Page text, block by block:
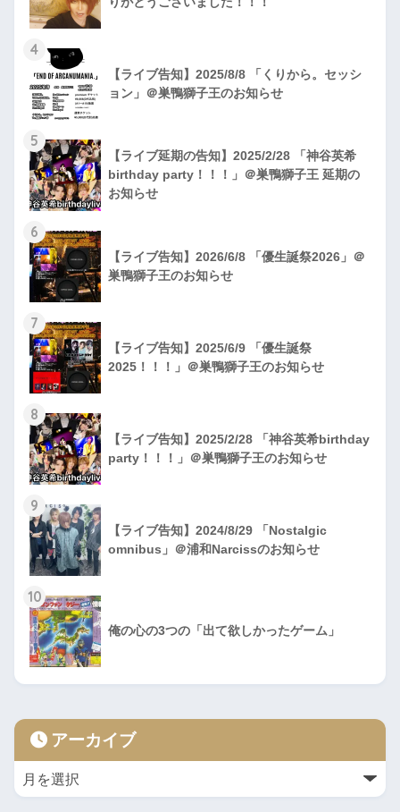
4
【ライブ告知】2025/8/8 「くりから。セッシ
ョン」＠巣鴨獅子王のお知らせ
5
【ライブ延期の告知】2025/2/28 「神谷英希
birthday party！！！」＠巣鴨獅子王 延期の
お知らせ
6
【ライブ告知】2026/6/8 「優生誕祭2026」＠
巣鴨獅子王のお知らせ
7
【ライブ告知】2025/6/9 「優生誕祭
2025！！！」＠巣鴨獅子王のお知らせ
8
【ライブ告知】2025/2/28 「神谷英希birthday
party！！！」＠巣鴨獅子王のお知らせ
9
【ライブ告知】2024/8/29 「Nostalgic
omnibus」＠浦和Narcissのお知らせ
10
俺の心の3つの「出て欲しかったゲーム」
アーカイブ